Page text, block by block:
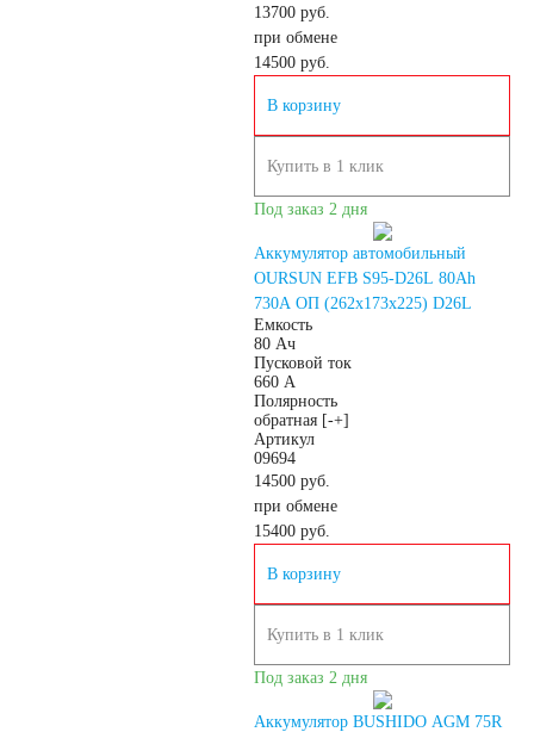
13700 руб.
при обмене
14500 руб.
В корзину
Купить в 1 клик
Под заказ 2 дня
Аккумулятор автомобильный
OURSUN EFB S95-D26L 80Ah
730A ОП (262х173х225) D26L
Емкость
80 Ач
Пусковой ток
660 А
Полярность
обратная [-+]
Артикул
09694
14500 руб.
при обмене
15400 руб.
В корзину
Купить в 1 клик
Под заказ 2 дня
Аккумулятор BUSHIDO AGM 75R